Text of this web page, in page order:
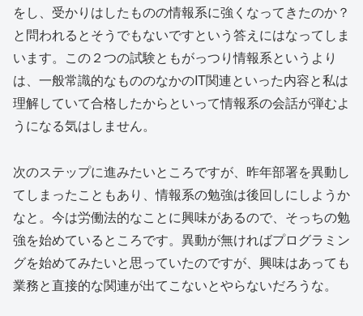
をし、受かりはしたものの情報系に強くなってきたのか？
と問われるとそうでもないですという答えにはなってしま
います。この２つの試験ともがっつり情報系というより
は、一般常識的なもののなかのIT関連といった内容と私は
理解していて合格したからといって情報系の会話が弾むよ
うになる気はしません。
次のステップに進みたいところですが、昨年部署を異動し
てしまったこともあり、情報系の勉強は後回しにしようか
なと。今は労働法的なことに興味があるので、そっちの勉
強を始めているところです。異動が無ければプログラミン
グを始めてみたいと思っていたのですが、興味はあっても
業務と直接的な関連が出てこないとやらないだろうな。